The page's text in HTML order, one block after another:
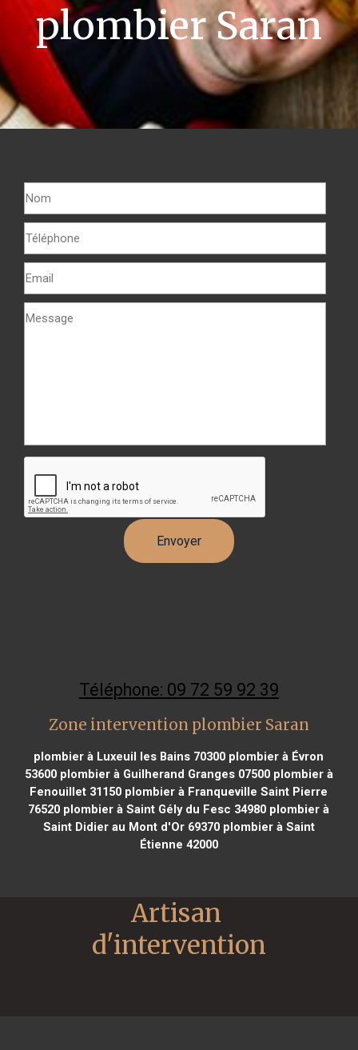
plombier Saran
Téléphone: 09 72 59 92 39
Zone intervention plombier Saran
plombier à Luxeuil les Bains 70300 plombier à Évron
53600plombier à Guilherand Granges 07500plombier à
Fenouillet 31150 plombier à Franqueville Saint Pierre
76520 plombier à Saint Gély du Fesc 34980 plombier à
Saint Didier au Mont d'Or 69370plombier à Saint
Étienne 42000
Artisan
d'intervention